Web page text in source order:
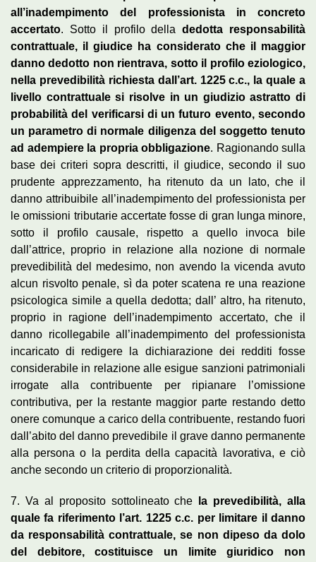
all’inadempimento del professionista in concreto
accertato. Sotto il profilo delladedotta responsabilità
contrattuale, il giudice ha considerato che il maggior
danno dedotto non rientrava, sotto il profilo eziologico,
nella prevedibilità richiesta dall’art. 1225 c.c., la quale a
livello contrattuale si risolve in un giudizio astratto di
probabilità del verificarsi di un futuro evento, secondo
un parametro di normale diligenza del soggetto tenuto
ad adempiere la propria obbligazione. Ragionando sulla
base dei criteri sopra descritti, il giudice, secondo il suo
prudente apprezzamento, ha ritenuto da un lato, che il
danno attribuibile all’inadempimento del professionista per
le omissioni tributarie accertate fosse di gran lunga minore,
sotto il profilo causale, rispetto a quello invoca bile
dall’attrice, proprio in relazione alla nozione di normale
prevedibilità del medesimo, non avendo la vicenda avuto
alcun risvolto penale, sì da poter scatena re una reazione
psicologica simile a quella dedotta; dall’ altro, ha ritenuto,
proprio in ragione dell’inadempimento accertato, che il
danno ricollegabile all’inadempimento del professionista
incaricato di redigere la dichiarazione dei redditi fosse
considerabile in relazione alle esigue sanzioni patrimoniali
irrogate alla contribuente per ripianare l’omissione
contributiva, per la restante maggior parte restando detto
onere comunque a carico della contribuente, restando fuori
dall’abito del danno prevedibile il grave danno permanente
alla persona o la perdita della capacità lavorativa, e ciò
anche secondo un criterio di proporzionalità.
7. Va al proposito sottolineato che
la prevedibilità, alla
quale fa riferimento l’art. 1225 c.c. per limitare il danno
da responsabilità contrattuale, se non dipeso da dolo
del debitore, costituisce un limite giuridico non